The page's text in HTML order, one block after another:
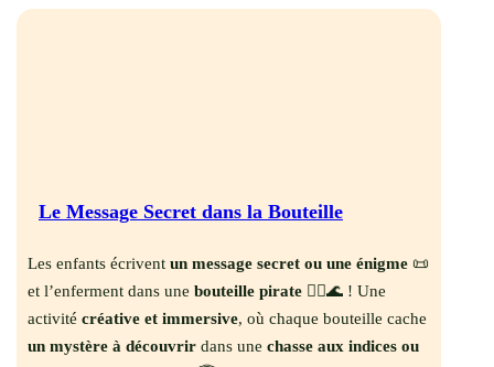
Le Message Secret dans la Bouteille
Les enfants écrivent un message secret ou une énigme 📜
et l’enferment dans une bouteille pirate 🏴‍☠️🌊 ! Une
activité créative et immersive, où chaque bouteille cache
un mystère à découvrir dans une chasse aux indices ou